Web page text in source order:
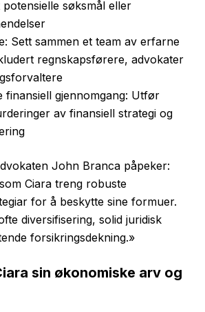
søksmål eller
Sett sammen et team av erfarne
regnskapsførere, advokater
finansiell gjennomgang: Utfør
av finansiell strategi og
John Branca påpeker:
Ciara treng robuste
for å beskytte sine formuer.
diversifisering, solid juridisk
forsikringsdekning.»
sin økonomiske arv og